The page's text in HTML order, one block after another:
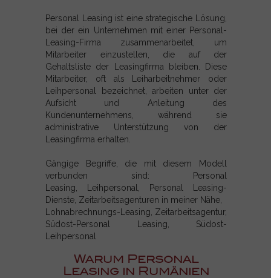
Personal Leasing ist eine strategische Lösung,
bei der ein Unternehmen mit einer Personal-
Leasing-Firma zusammenarbeitet, um
Mitarbeiter einzustellen, die auf der
Gehaltsliste der Leasingfirma bleiben. Diese
Mitarbeiter, oft als Leiharbeitnehmer oder
Leihpersonal bezeichnet, arbeiten unter der
Aufsicht und Anleitung des
Kundenunternehmens, während sie
administrative Unterstützung von der
Leasingfirma erhalten.
Gängige Begriffe, die mit diesem Modell
verbunden sind:
Personal
Leasing,
Leihpersonal,
Personal Leasing-
Dienste, Zeitarbeitsagenturen in meiner Nähe,
Lohnabrechnungs-Leasing, Zeitarbeitsagentur,
Südost-Personal Leasing, Südost-
Leihpersonal
Warum Personal
Leasing in Rumänien